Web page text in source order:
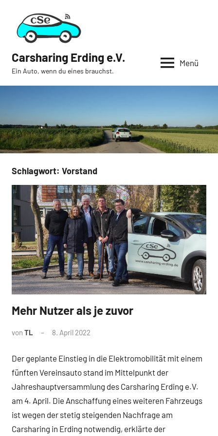
springen
Carsharing Erding e.V.
Ein Auto, wenn du eines brauchst.
Menü
Schlagwort: Vorstand
News
Mehr Nutzer als je zuvor
von TL 8. April 2022
Der geplante Einstieg in die Elektromobilität mit einem
fünften Vereinsauto stand im Mittelpunkt der
Jahreshauptversammlung des Carsharing Erding e.V.
am 4. April. Die Anschaffung eines weiteren Fahrzeugs
ist wegen der stetig steigenden Nachfrage am
Carsharing in Erding notwendig, erklärte der